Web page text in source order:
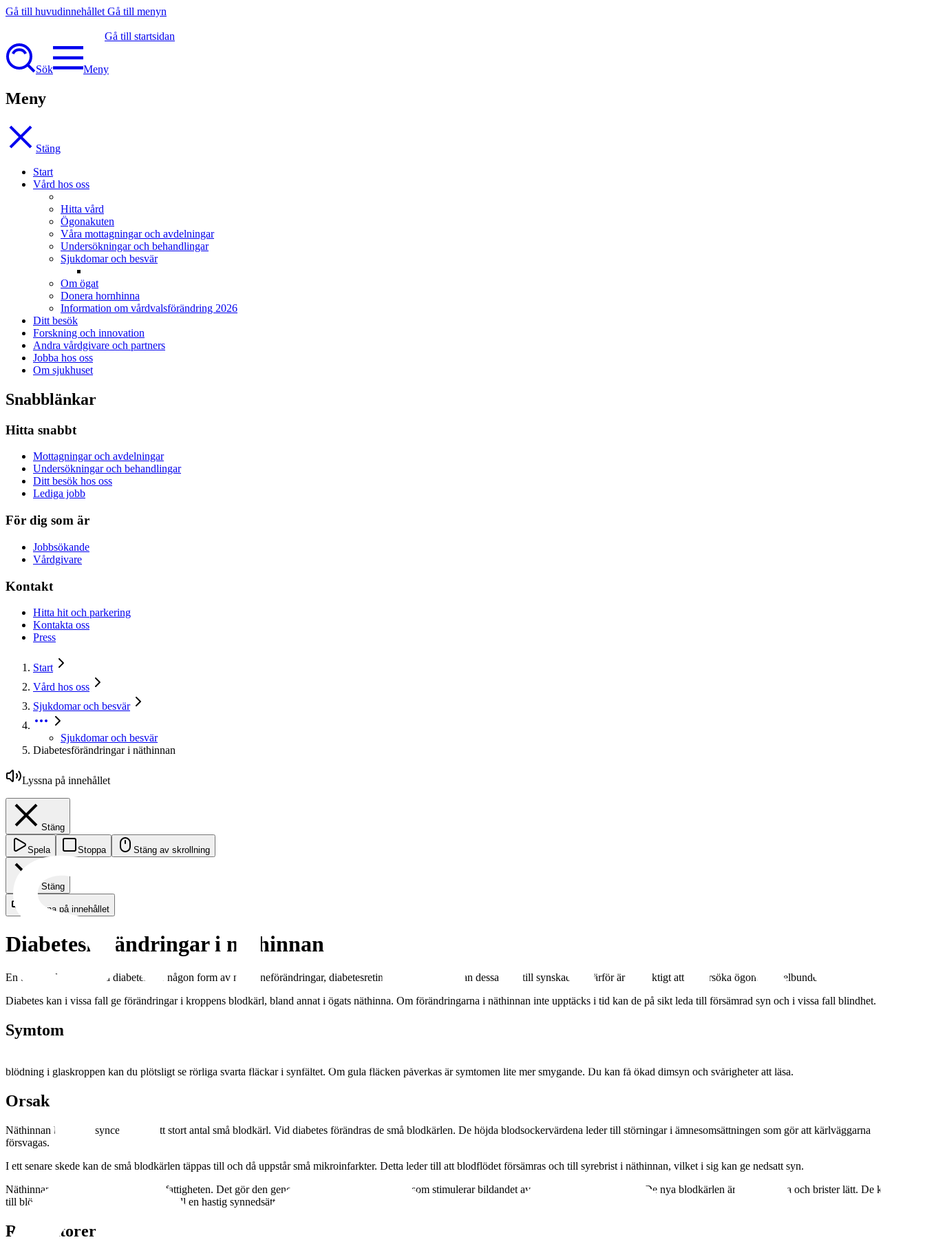
Gå till huvudinnehållet Gå till menyn
Gå till startsidan
Sök Meny
Meny
Stäng
Start
Vård hos oss
Hitta vård
Ögonakuten
Våra mottagningar och avdelningar
Undersökningar och behandlingar
Sjukdomar och besvär
Om ögat
Donera hornhinna
Information om vårdvalsförändring 2026
Ditt besök
Forskning och innovation
Andra vårdgivare och partners
Jobba hos oss
Om sjukhuset
Snabblänkar
Hitta snabbt
Mottagningar och avdelningar
Undersökningar och behandlingar
Ditt besök hos oss
Lediga jobb
För dig som är
Jobbsökande
Vårdgivare
Kontakt
Hitta hit och parkering
Kontakta oss
Press
Start
Vård hos oss
Sjukdomar och besvär
Sjukdomar och besvär
Diabetesförändringar i näthinnan
Lyssna på innehållet
Stäng
Spela Stoppa Stäng av skrollning
Stäng
Lyssna på innehållet
Diabetesförändringar i näthinnan
En tredjedel av alla med diabetes har någon form av näthinneförändringar, diabetesretinopati. För en del kan dessa leda till synskador. Därför är det viktigt att undersöka ögonen regelbundet.
Diabetes kan i vissa fall ge förändringar i kroppens blodkärl, bland annat i ögats näthinna. Om förändringarna i näthinnan inte upptäcks i tid kan de på sikt leda till försämrad syn och i vissa fall blindhet.
Symtom
blödning i glaskroppen kan du plötsligt se rörliga svarta fläckar i synfältet. Om gula fläcken påverkas är symtomen lite mer smygande. Du kan få ökad dimsyn och svårigheter att läsa.
Orsak
Näthinnan består av synceller och ett stort antal små blodkärl. Vid diabetes förändras de små blodkärlen. De höjda blodsockervärdena leder till störningar i ämnesomsättningen som gör att kärlväggarna
försvagas.
I ett senare skede kan de små blodkärlen täppas till och då uppstår små mikroinfarkter. Detta leder till att blodflödet försämras och till syrebrist i näthinnan, vilket i sig kan ge nedsatt syn.
Näthinnan försöker kompensera syrefattigheten. Det gör den genom att utsöndra olika ämnen som stimulerar bildandet av nya blodkärl i näthinnan. De nya blodkärlen är tyvärr svaga och brister lätt. De kan leda
till blödningar i glaskroppen som leder till en hastig synnedsättning.
Riskfaktorer